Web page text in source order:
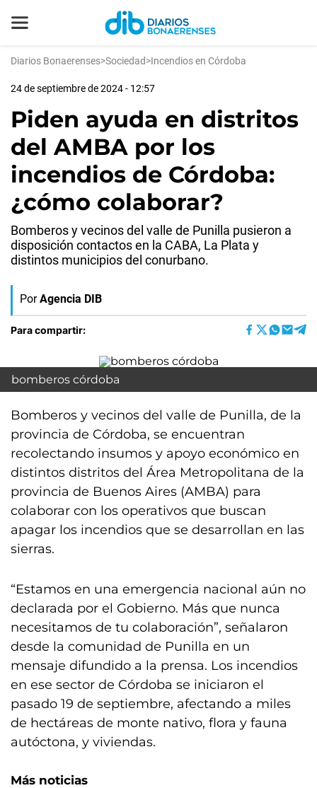
Diarios Bonaerenses>Sociedad>Incendios en Córdoba
24 de septiembre de 2024 - 12:57
Piden ayuda en distritos
del AMBA por los
incendios de Córdoba:
¿cómo colaborar?
Bomberos y vecinos del valle de Punilla pusieron a
disposición contactos en la CABA, La Plata y
distintos municipios del conurbano.
Por Agencia DIB
Para compartir:
bomberos córdoba
Bomberos y vecinos del valle de Punilla, de la
provincia de Córdoba, se encuentran
recolectando insumos y apoyo económico en
distintos distritos del Área Metropolitana de la
provincia de Buenos Aires (AMBA) para
colaborar con los operativos que buscan
apagar los incendios que se desarrollan en las
sierras.
“Estamos en una emergencia nacional aún no
declarada por el Gobierno. Más que nunca
necesitamos de tu colaboración”, señalaron
desde la comunidad de Punilla en un
mensaje difundido a la prensa. Los incendios
en ese sector de Córdoba se iniciaron el
pasado 19 de septiembre, afectando a miles
de hectáreas de monte nativo, flora y fauna
autóctona, y viviendas.
Más noticias